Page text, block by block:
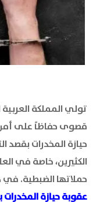
تولي المملكة
قصوى حفاظاً على أمن
حيازة المخدرات بقصد
الكثيرين، خاصة في
حملاتها الضبطية. في
عقوبة حيازة